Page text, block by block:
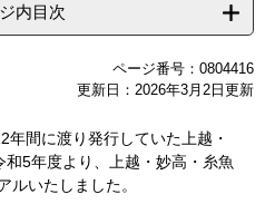
内目次
ページ番号：0804416
更新日：2026年3月2日更新
間に渡り発行していた上越・
5年度より、上越・妙高・糸魚
ルいたしました。